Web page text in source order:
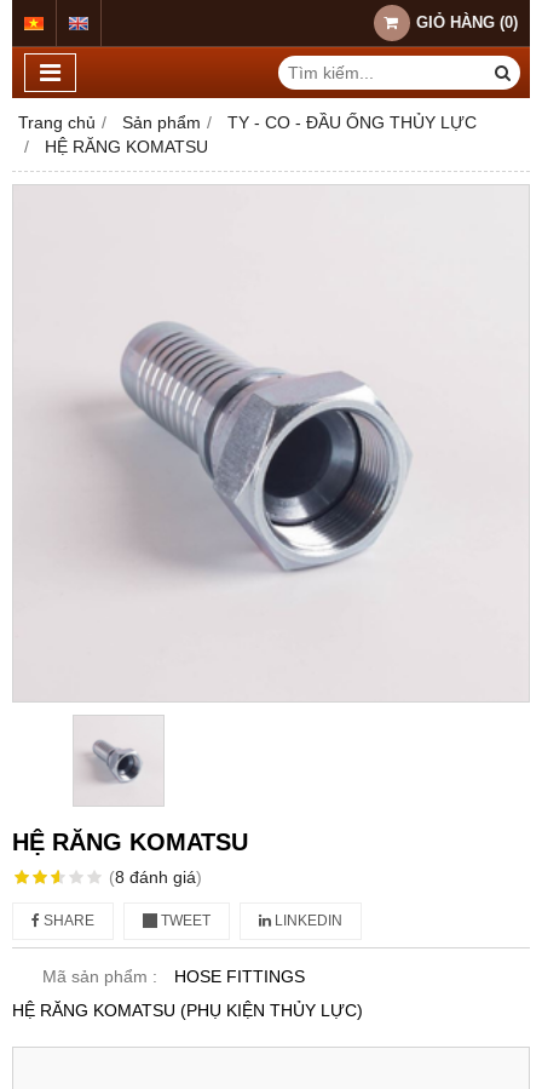
GIỎ HÀNG (0)
Trang chủ Sản phẩm
TY - CO - ĐẦU ỐNG THỦY LỰC
HỆ RĂNG KOMATSU
HỆ RĂNG KOMATSU
(8 đánh giá)
SHARE TWEET LINKEDIN
Mã sản phẩm :
HOSE FITTINGS
HỆ RĂNG KOMATSU (PHỤ KIỆN THỦY LỰC)